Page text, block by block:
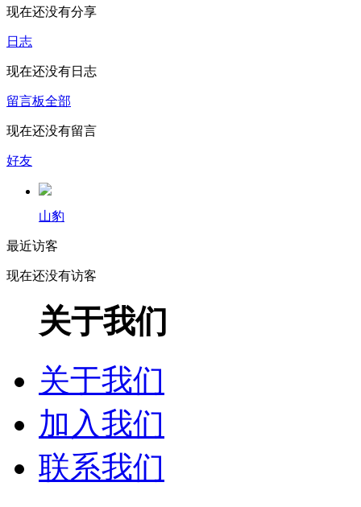
现在还没有分享
日志
现在还没有日志
留言板全部
现在还没有留言
好友
山豹
最近访客
现在还没有访客
关于我们
关于我们
加入我们
联系我们